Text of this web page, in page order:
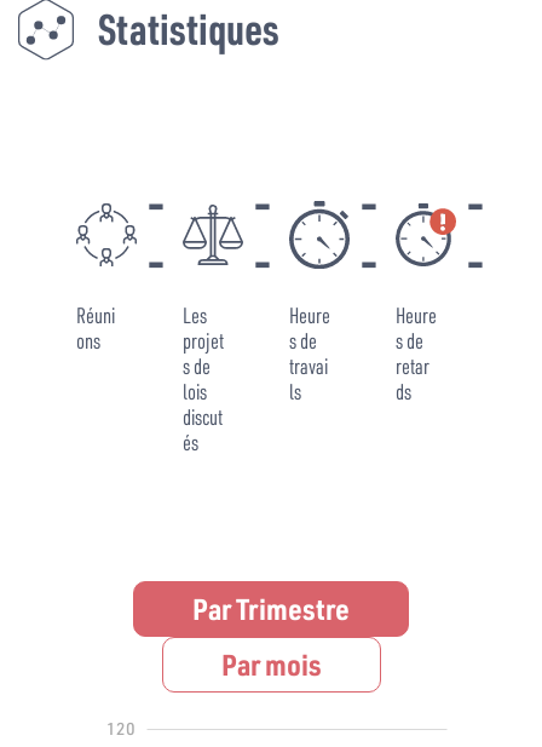
Statistiques
-
-
Réuni
ons
-
-
Les
projet
s de
lois
discut
és
-
-
Heure
s de
travai
ls
-
-
Heure
s de
retar
ds
Par Trimestre
Par mois
120